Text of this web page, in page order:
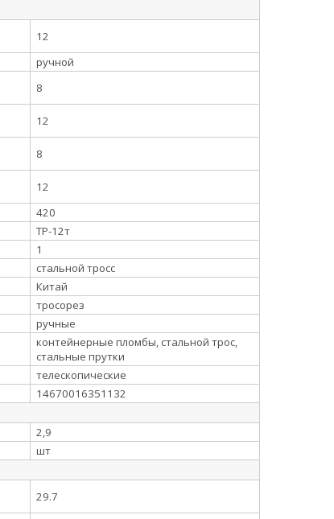
12
ручной
8
12
8
12
420
ТР-12т
1
стальной тросс
Китай
тросорез
ручные
контейнерные пломбы, стальной трос,
стальные прутки
телескопические
14670016351132
2,9
шт
29.7